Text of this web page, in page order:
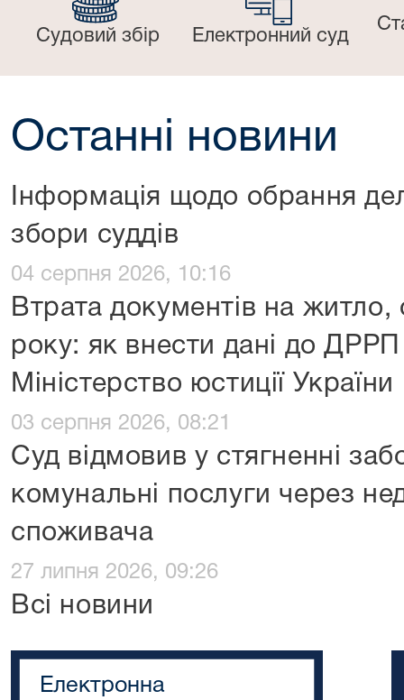
Судовий збір Електронний суд
Останні новини
Інформація щодо обрання
збори суддів
04 серпня 2026, 10:16
Втрата документів на
року: як внести дані до
Міністерство юстиції України
03 серпня 2026, 08:21
Суд відмовив у стягненні
комунальні послуги через
споживача
27 липня 2026, 09:26
Всі новини
Електронна